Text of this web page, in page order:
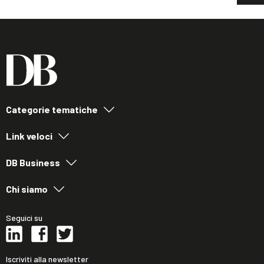
Categorie tematiche
Link veloci
DB Business
Chi siamo
Seguici su
Iscriviti alla newsletter